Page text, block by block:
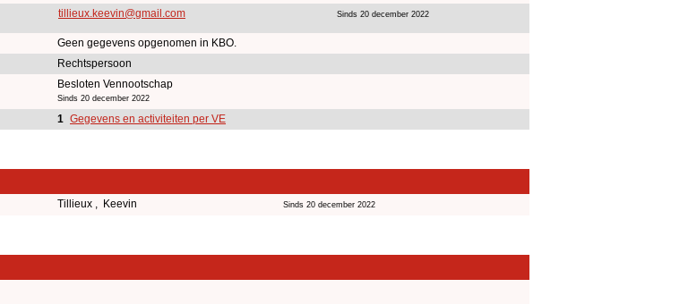
tillieux.keevin@gmail.com Sinds 20 december 2022
Geen gegevens opgenomen in KBO.
Rechtspersoon
Besloten Vennootschap
Sinds 20 december 2022
1 Gegevens en activiteiten per VE
Tillieux , Keevin Sinds 20 december 2022